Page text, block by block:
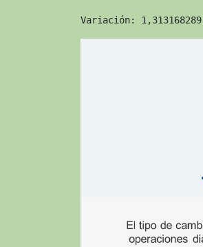
Variación: 1,313168289